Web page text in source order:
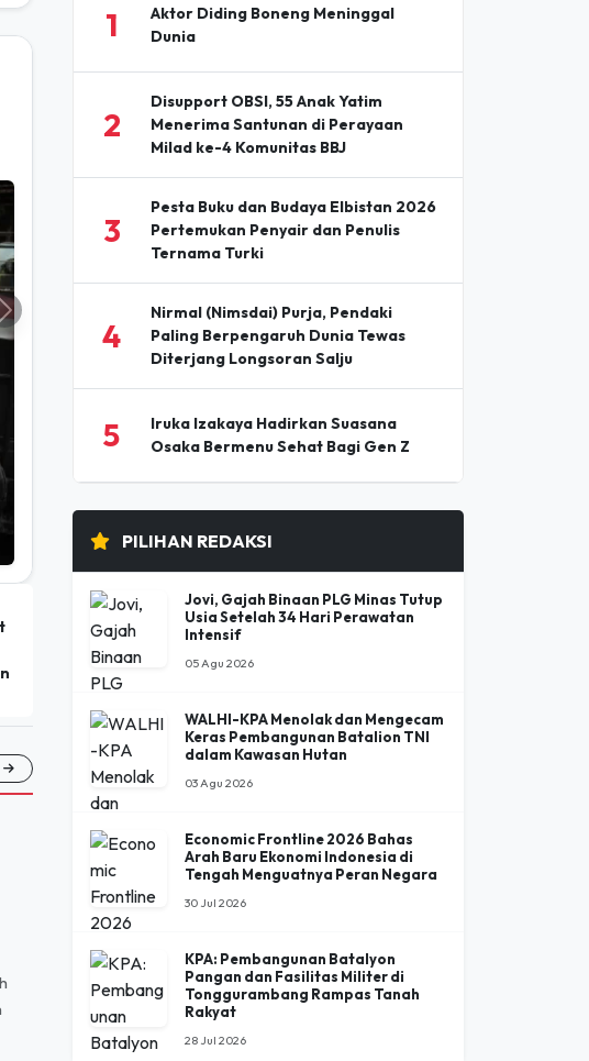
Next
1
Aktor Diding Boneng Meninggal
Dunia
2
Disupport OBSI, 55 Anak Yatim
Menerima Santunan di Perayaan
Milad ke-4 Komunitas BBJ
3
Pesta Buku dan Budaya Elbistan 2026
Pertemukan Penyair dan Penulis
Ternama Turki
4
Nirmal (Nimsdai) Purja, Pendaki
Paling Berpengaruh Dunia Tewas
Diterjang Longsoran Salju
5
Iruka Izakaya Hadirkan Suasana
Osaka Bermenu Sehat Bagi Gen Z
PILIHAN REDAKSI
Jovi, Gajah Binaan PLG Minas Tutup
Usia Setelah 34 Hari Perawatan
Intensif
05 Agu 2026
WALHI-KPA Menolak dan Mengecam
Keras Pembangunan Batalion TNI
dalam Kawasan Hutan
03 Agu 2026
Economic Frontline 2026 Bahas
Arah Baru Ekonomi Indonesia di
Tengah Menguatnya Peran Negara
30 Jul 2026
KPA: Pembangunan Batalyon
Pangan dan Fasilitas Militer di
Tonggurambang Rampas Tanah
Rakyat
28 Jul 2026